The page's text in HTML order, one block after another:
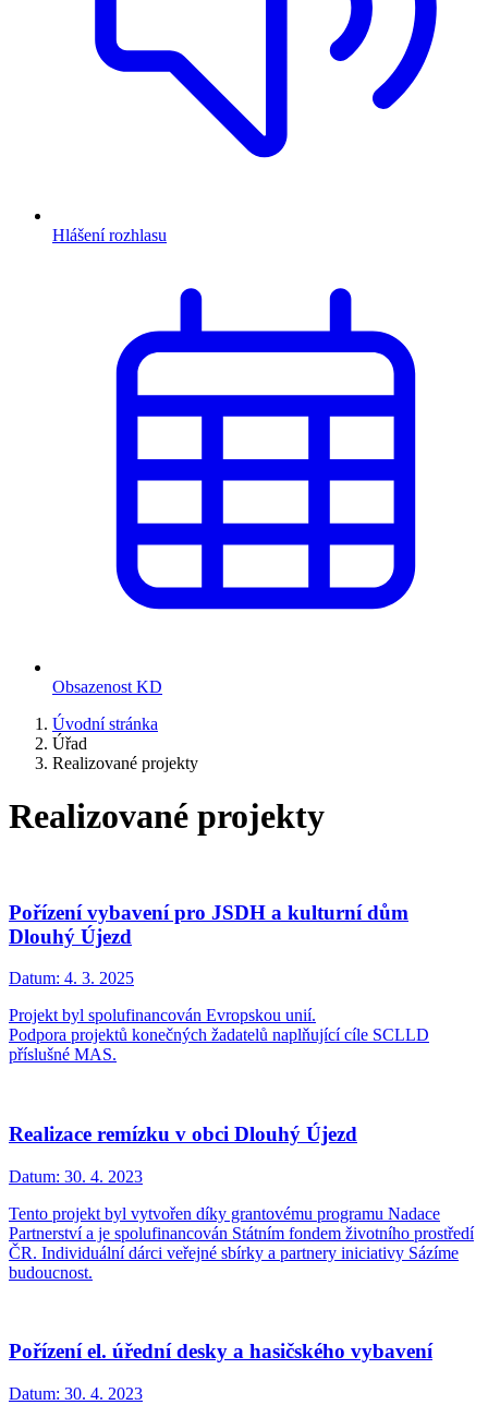
Hlášení rozhlasu
Obsazenost KD
Úvodní stránka
Úřad
Realizované projekty
Realizované projekty
Pořízení vybavení pro JSDH a kulturní dům
Dlouhý Újezd
Datum: 4. 3. 2025
Projekt byl spolufinancován Evropskou unií.
Podpora projektů konečných žadatelů naplňující cíle SCLLD
příslušné MAS.
Realizace remízku v obci Dlouhý Újezd
Datum: 30. 4. 2023
Tento projekt byl vytvořen díky grantovému programu Nadace
Partnerství a je spolufinancován Státním fondem životního prostředí
ČR. Individuální dárci veřejné sbírky a partnery iniciativy Sázíme
budoucnost.
Pořízení el. úřední desky a hasičského vybavení
Datum: 30. 4. 2023